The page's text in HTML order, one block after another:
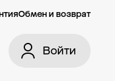
Обмен и возврат
Войти